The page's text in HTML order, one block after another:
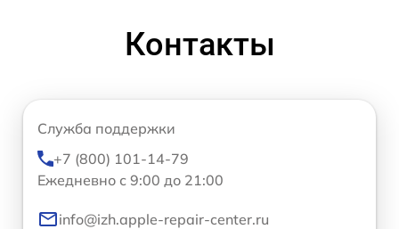
Контакты
Служба поддержки
+7 (800) 101-14-79
Ежедневно с 9:00 до 21:00
info@izh.apple-repair-center.ru